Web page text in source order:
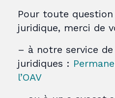
Pour toute
juridique, merci de
– à notre service
juridiques :
l’OAV